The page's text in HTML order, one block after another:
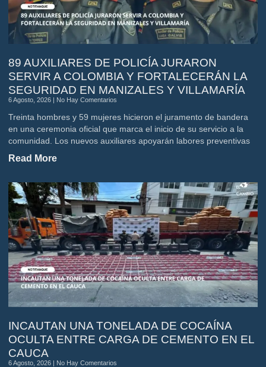
89 AUXILIARES DE POLICÍA JURARON
SERVIR A COLOMBIA Y FORTALECERÁN LA
SEGURIDAD EN MANIZALES Y VILLAMARÍA
6 Agosto, 2026 No Hay Comentarios
Treinta hombres y 59 mujeres hicieron el juramento de bandera
en una ceremonia oficial que marca el inicio de su servicio a la
comunidad. Los nuevos auxiliares apoyarán labores preventivas
Read More
INCAUTAN UNA TONELADA DE COCAÍNA
OCULTA ENTRE CARGA DE CEMENTO EN EL
CAUCA
6 Agosto, 2026 No Hay Comentarios